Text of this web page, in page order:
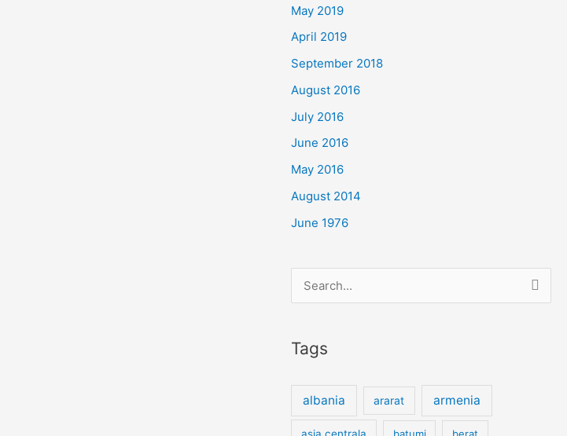
May 2019
April 2019
September 2018
August 2016
July 2016
June 2016
May 2016
August 2014
June 1976
Search
for:
Tags
albania ararat armenia